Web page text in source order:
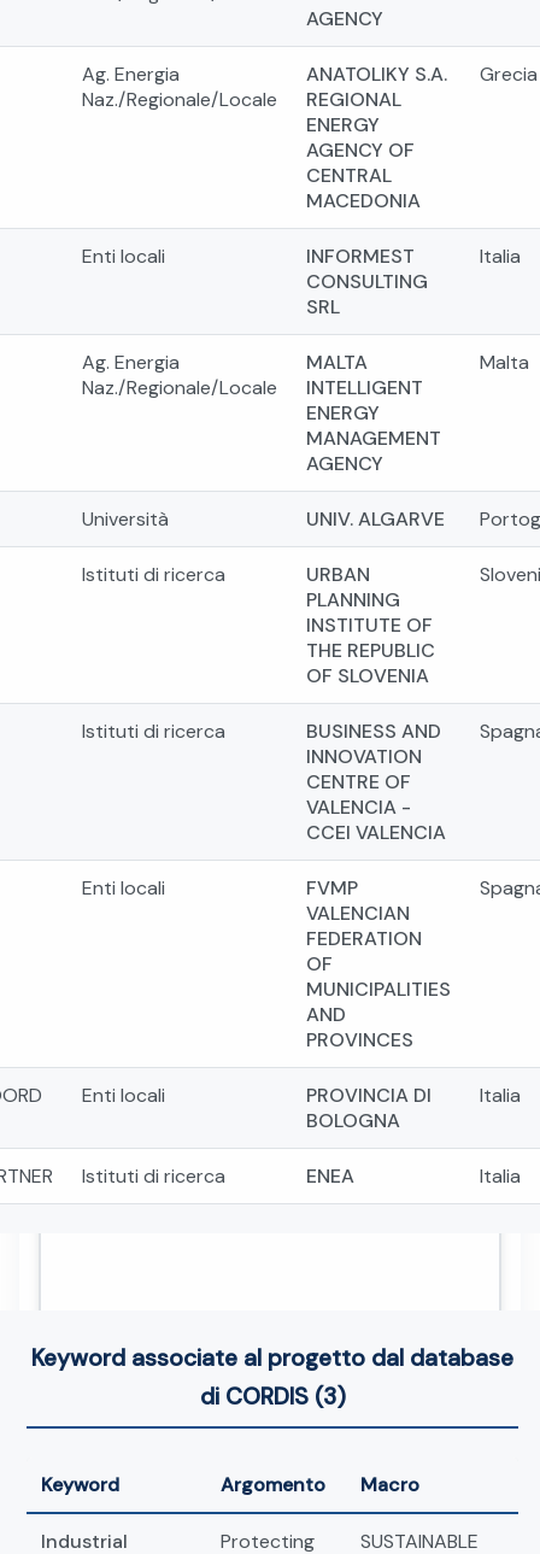
AGENCY
Ag. Energia
Naz./Regionale/Locale
ANATOLIKY S.A.
REGIONAL
ENERGY
AGENCY OF
CENTRAL
MACEDONIA
Grecia
Enti locali
INFORMEST
CONSULTING
SRL
Italia
Ag. Energia
Naz./Regionale/Locale
MALTA
INTELLIGENT
ENERGY
MANAGEMENT
AGENCY
Malta
Università UNIV. ALGARVE
Istituti di ricerca
URBAN
PLANNING
INSTITUTE OF
THE REPUBLIC
OF SLOVENIA
Istituti di ricerca
BUSINESS AND
INNOVATION
CENTRE OF
VALENCIA -
CCEI VALENCIA
Enti locali
FVMP
VALENCIAN
FEDERATION
OF
MUNICIPALITIES
AND
PROVINCES
Enti locali
PROVINCIA DI
BOLOGNA
Italia
Istituti di ricerca ENEA Italia
Keyword associate al progetto dal database
di CORDIS (3)
Keyword Argomento Macro
Industrial
Protecting
SUSTAINABLE